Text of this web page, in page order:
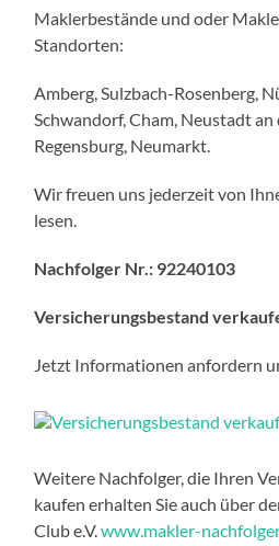
Maklerbestände und oder
Standorten:
Amberg, Sulzbach-Rosenberg,
Schwandorf, Cham, Neustadt an
Regensburg, Neumarkt.
Wir freuen uns jederzeit von
lesen.
Nachfolger Nr.: 92240103
Versicherungsbestand
Jetzt Informationen anfordern
Weitere Nachfolger, die Ihren
kaufen erhalten Sie auch über
Club e.V.www.makler-